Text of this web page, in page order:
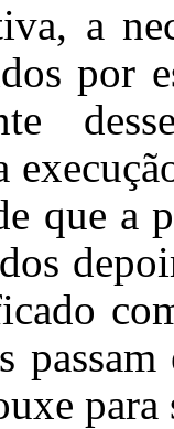
a
por
que
para